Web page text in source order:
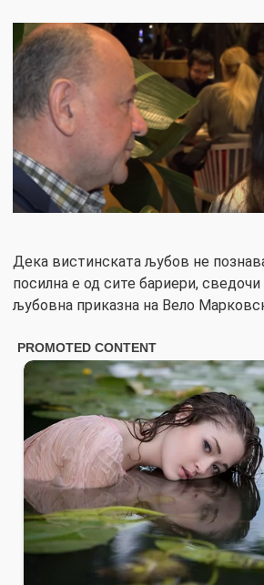
Дека вистинската љубов не
посилна е од сите бариери, сведочи
љубовна приказна на Вело